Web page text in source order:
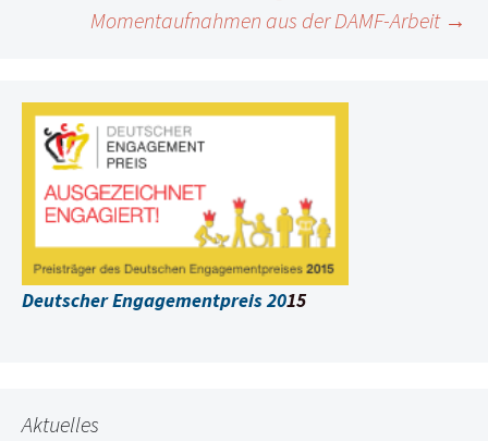
Momentaufnahmen aus der DAMF-Arbeit →
Deutscher Engagementpreis 2015
Aktuelles